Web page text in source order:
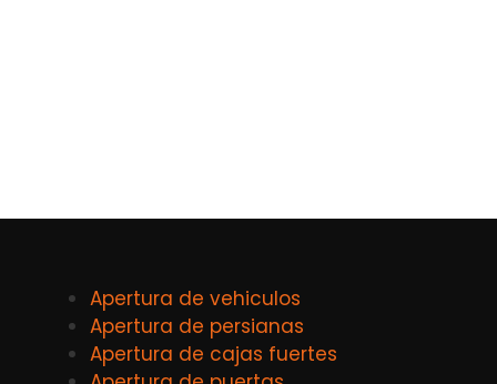
Apertura de vehiculos
Apertura de persianas
Apertura de cajas fuertes